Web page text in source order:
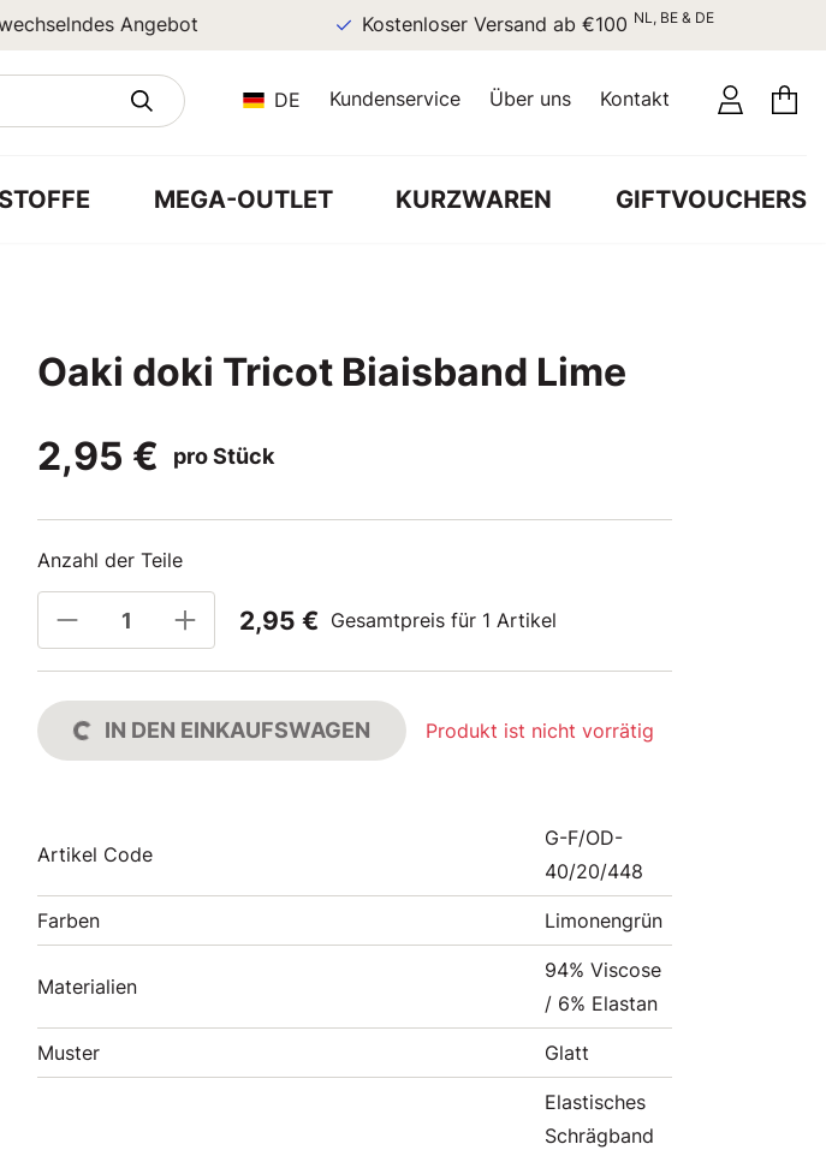
Angebot Kostenloser Versand ab €100NL, BE & DE
DE Kundenservice Über uns Kontakt
MEGA-OUTLET KURZWAREN GIFTVOUCHERS
Oaki doki Tricot Biaisband Lime
2,95 €
pro Stück
Anzahl der Teile
2,95 € Gesamtpreis für 1 Artikel
IN DEN EINKAUFSWAGEN Produkt ist nicht vorrätig
Artikel Code
G-F/OD-
40/20/448
Farben Limonengrün
Materialien
94% Viscose
/ 6% Elastan
Muster Glatt
Elastisches
Schrägband